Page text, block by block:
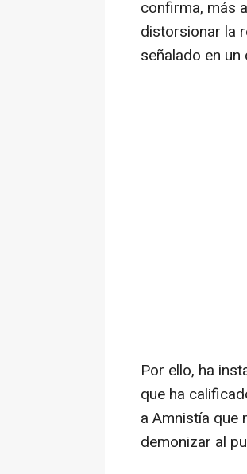
confirma, más
distorsionar la
señalado en
Por ello, ha
que ha
a Amnistía que
demonizar al